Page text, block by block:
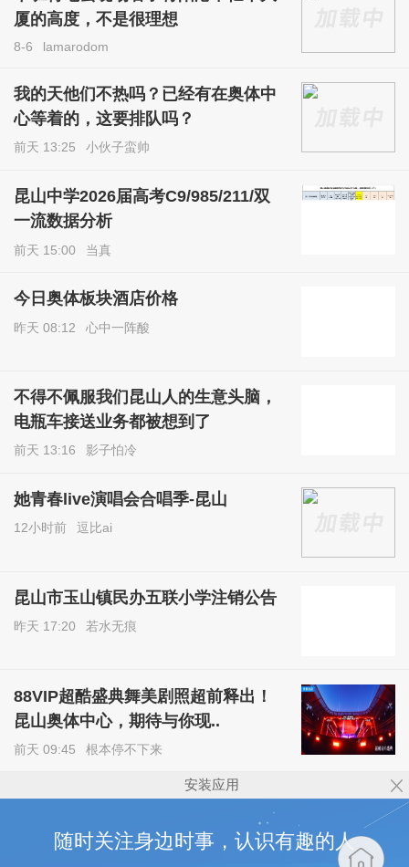
厦的高度，不是很理想
8-6 lamarodom
我的天他们不热吗？已经有在奥体中
心等着的，这要排队吗？
前天 13:25 小伙子蛮帅
昆山中学2026届高考C9/985/211/双
一流数据分析
前天 15:00 当真
今日奥体板块酒店价格
昨天 08:12 心中一阵酸
不得不佩服我们昆山人的生意头脑，
电瓶车接送业务都被想到了
前天 13:16 影子怕冷
她青春live演唱会合唱季-昆山
12小时前 逗比ai
昆山市玉山镇民办五联小学注销公告
昨天 17:20 若水无痕
88VIP超酷盛典舞美剧照超前释出！
昆山奥体中心，期待与你现..
前天 09:45 根本停不下来
安装应用
随时关注身边时事，认识有趣的人